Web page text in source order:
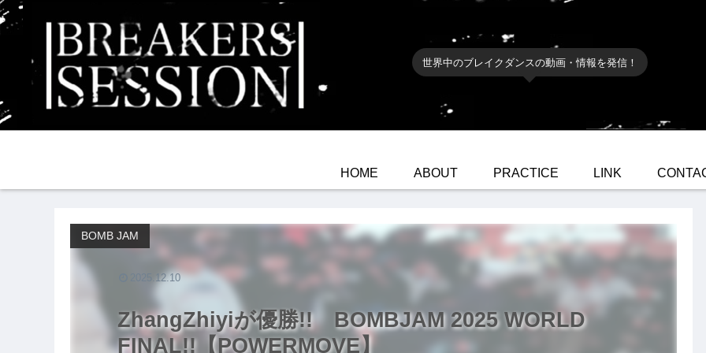
世界中のブレイクダンスの動画・情報を発信！
HOME ABOUT PRACTICE LINK
ZhangZhiyiが優勝!! BOMBJAM 2025 WORLD
FINAL!!【POWERMOVE】
BOMB JAM
2025.12.10